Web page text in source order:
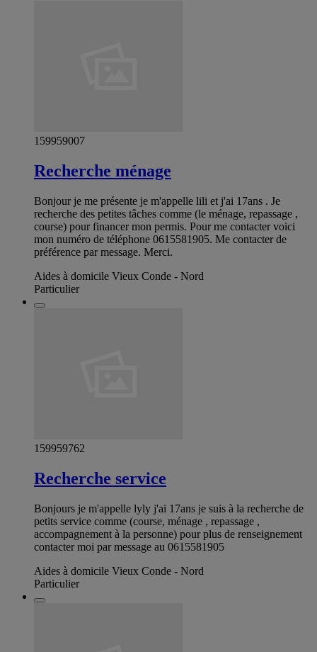
159959007
Recherche ménage
Bonjour je me présente je m'appelle lili et j'ai 17ans . Je
recherche des petites tâches comme (le ménage, repassage ,
course) pour financer mon permis. Pour me contacter voici
mon numéro de téléphone 0615581905. Me contacter de
préférence par message. Merci.
Aides à domicile Vieux Conde - Nord
Particulier
159959762
Recherche service
Bonjours je m'appelle lyly j'ai 17ans je suis à la recherche de
petits service comme (course, ménage , repassage ,
accompagnement à la personne) pour plus de renseignement
contacter moi par message au 0615581905
Aides à domicile Vieux Conde - Nord
Particulier